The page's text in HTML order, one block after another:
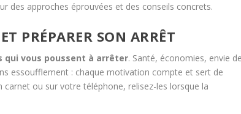
des approches éprouvées et des conseils concrets.
PRÉPARER SON ARRÊT
qui vous poussent à arrêter. Santé, économies, envie
essoufflement : chaque motivation compte et sert de
carnet ou sur votre téléphone, relisez-les lorsque la